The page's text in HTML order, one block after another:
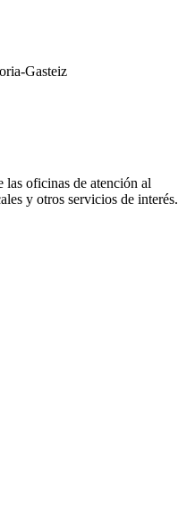
Gasteiz
oficinas de atención al
y otros servicios de interés.